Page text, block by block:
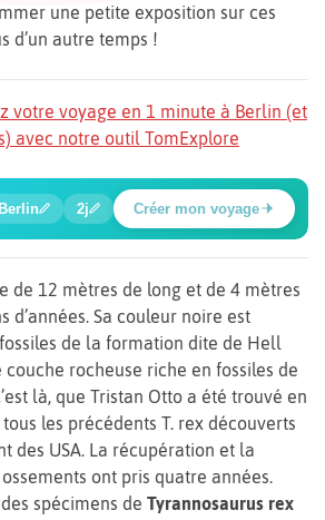
une petite exposition sur ces
d’un autre temps !
votre voyage en 1 minute à Berlin (et
avec notre outil TomExplore
🔍
🔍
🔍
🍲
🔍
🔍
Place Potsdamer
Berlin 2j Créer mon voyage
de 12 mètres de long et de 4 mètres
d’années. Sa couleur noire est
de la formation dite de Hell
couche rocheuse riche en fossiles de
là, que Tristan Otto a été trouvé en
les précédents T. rex découverts
des USA. La récupération et la
ont pris quatre années.
spécimens de Tyrannosaurus rex